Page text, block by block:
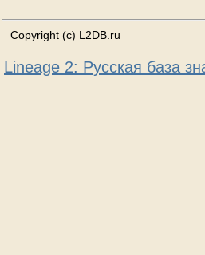
Copyright (c) L2DB.ru
Lineage 2: Русская база